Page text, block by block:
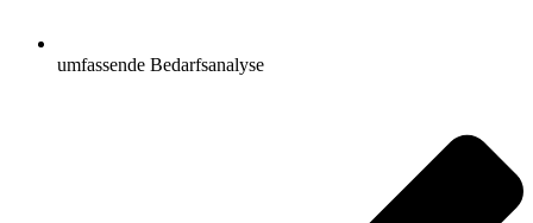
umfassende Bedarfsanalyse